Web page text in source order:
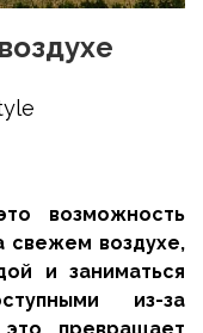
возможность
свежем воздухе,
и заниматься
из-за